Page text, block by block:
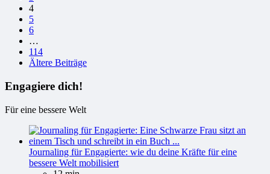
4
5
6
…
114
Ältere Beiträge
Engagiere dich!
Für eine bessere Welt
Journaling für Engagierte: wie du deine Kräfte für eine
bessere Welt mobilisiert